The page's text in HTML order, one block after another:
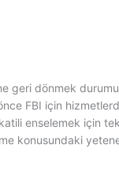
geri dönmek
FBI için
enselemek için
konusundaki